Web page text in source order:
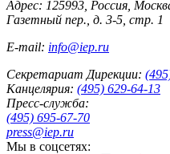
Адрес: 125993, Россия,
Газетный пер., д. 3-5, стр. 1
E-mail: info@iep.ru
Секретариат Дирекции:
Канцелярия: (495) 629-64-13
Пресс-служба:
(495) 695-67-70
press@iep.ru
Мы в соцсетях: